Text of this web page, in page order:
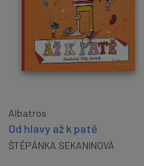
Albatros
Od hlavy až k patě
ŠTĚPÁNKA SEKANINOVÁ